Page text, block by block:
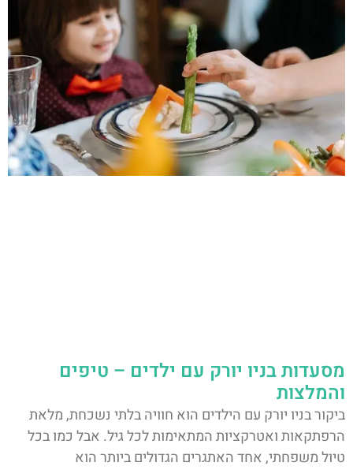
מסעדות בניו יורק עם ילדים – טיפים
והמלצות
ביקור בניו יורק עם הילדים הוא חוויה בלתי נשכחת, מלאת
הרפתקאות ואטרקציות המתאימות לכל גיל. אבל כמו בכל
טיול משפחתי, אחד האתגרים הגדולים ביותר הוא